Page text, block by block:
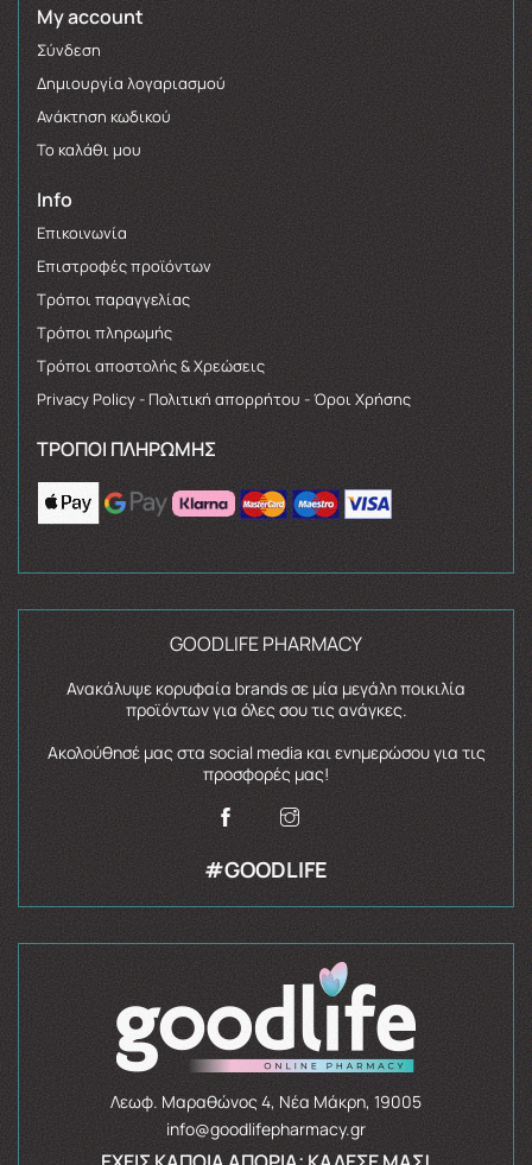
My account
Σύνδεση
Δημιουργία λογαριασμού
Ανάκτηση κωδικού
Το καλάθι μου
Info
Επικοινωνία
Επιστροφές προϊόντων
Τρόποι παραγγελίας
Τρόποι πληρωμής
Τρόποι αποστολής & Χρεώσεις
Privacy Policy - Πολιτική απορρήτου - Όροι Χρήσης
ΤΡΌΠΟΙ ΠΛΗΡΩΜΉΣ
GOODLIFE PHARMACY
Ανακάλυψε κορυφαία brands σε μία μεγάλη ποικιλία
προϊόντων για όλες σου τις ανάγκες.
Ακολούθησέ μας στα social media και ενημερώσου για τις
προσφορές μας!
#GOODLIFE
Λεωφ. Μαραθώνος 4, Νέα Μάκρη, 19005
info@goodlifepharmacy.gr